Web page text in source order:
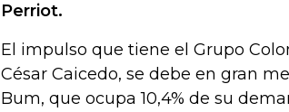
Perriot.
El impulso que tiene el Grupo
César Caicedo, se debe en gran
Bum, que ocupa 10,4% de su